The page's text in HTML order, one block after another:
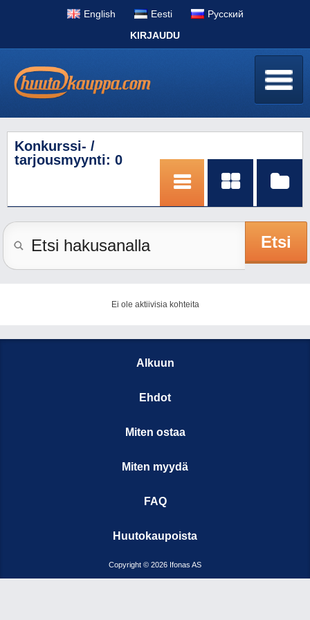
English Eesti
Pусский
Konkurssi- /
tarjousmyynti: 0
Etsi
Ei ole aktiivisia kohteita
Alkuun
Ehdot
Miten ostaa
Miten myydä
FAQ
Huutokaupoista
Copyright © 2026 Ifonas AS